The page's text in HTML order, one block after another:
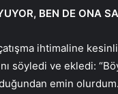
BEN DE ONA
ihtimaline
söyledi ve ekledi:
emin